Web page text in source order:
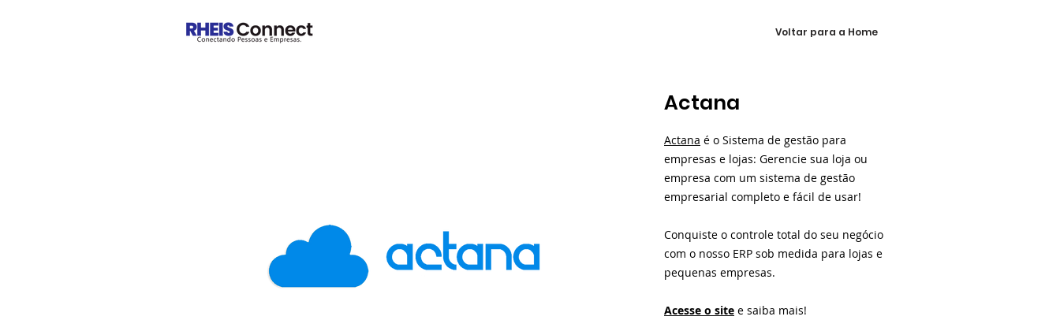
Voltar para a Home
Actana
Actana é o Sistema de gestão para
empresas e lojas: Gerencie sua loja ou
empresa com um sistema de gestão
empresarial completo e fácil de usar!
Conquiste o controle total do seu negócio
com o nosso ERP sob medida para lojas e
pequenas empresas.
Acesse o site e saiba mais!